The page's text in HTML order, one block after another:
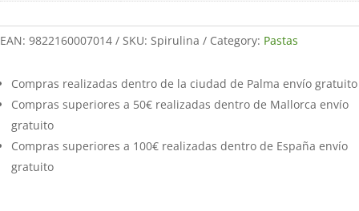
EAN: 9822160007014 SKU: Spirulina Category: Pastas
Compras realizadas dentro de la ciudad de Palma envío gratuito
Compras superiores a 50€ realizadas dentro de Mallorca envío
gratuito
Compras superiores a 100€ realizadas dentro de España envío
gratuito